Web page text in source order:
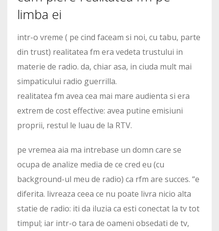
limba ei
intr-o vreme ( pe cind faceam si noi, cu tabu, parte
din trust) realitatea fm era vedeta trustului in
materie de radio. da, chiar asa, in ciuda mult mai
simpaticului radio guerrilla.
realitatea fm avea cea mai mare audienta si era
extrem de cost effective: avea putine emisiuni
proprii, restul le luau de la RTV.
pe vremea aia ma intrebase un domn care se
ocupa de analize media de ce cred eu (cu
background-ul meu de radio) ca rfm are succes. “e
diferita. livreaza ceea ce nu poate livra nicio alta
statie de radio: iti da iluzia ca esti conectat la tv tot
timpul; iar intr-o tara de oameni obsedati de tv,